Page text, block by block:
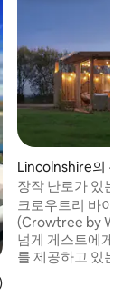
점 만점), 후기 1,321
Lincolnshire의 통
장작 난로가 있는
무집
크로우트리 바이
(Crowtree by
넘게 게스트에게 '
를 제공하고 있는